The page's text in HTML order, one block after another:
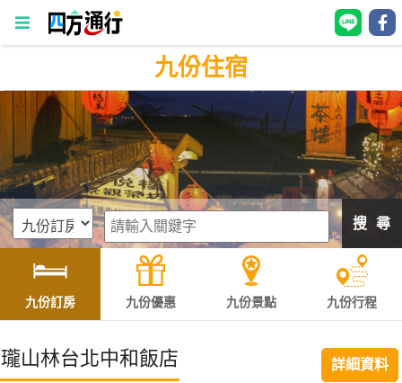
四
方
通
行
訂
房
灣
訂
房
HOT
九份住宿
搜 尋
九份訂房 九份優惠 九份景點 九份行程
瓏山林台北中和飯店 詳細資料